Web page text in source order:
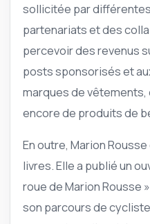
sollicitée par
partenariats et des
percevoir des revenus
posts sponsorisés et
marques de
encore de produits de
En outre, Marion
livres. Elle a publié un
roue de Marion Rousse
son parcours de